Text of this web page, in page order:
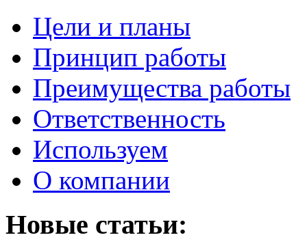
Цели и планы
Принцип работы
Преимущества работы
Ответственность
Используем
О компании
Новые статьи: